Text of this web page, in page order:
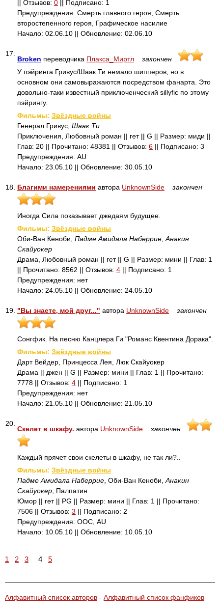
|| Отзывов: 0 || Подписано: 1
Предупреждения: Смерть главного героя, Смерть
второстепенного героя, Графическое насилие
Начало: 02.06.10 || Обновление: 02.06.10
17.
Broken переводчика Плакса_Миртл
закончен
У пэйринга Гривус/Шаак Ти немало шипперов, но в
основном они самовыражаются посредством фанарта. Это
довольно-таки известный приключенческий sillyfic по этому
пэйрингу.
Фильмы: Звёздные войны
Генерал Гривус, Шаак Ти
Приключения, Любовный роман || гет || G || Размер: миди ||
Глав: 20 || Прочитано: 48381 || Отзывов: 6 || Подписано: 3
Предупреждения: AU
Начало: 23.05.10 || Обновление: 30.05.10
18. Благими намерениями автора UnknownSide закончен
Иногда Сила показывает джедаям будущее.
Фильмы: Звёздные войны
Оби-Ван Кеноби, Падме Амидала Наберрие Анакин
Скайуокер
Драма, Любовный роман || гет || G || Размер: мини || Глав: 1
|| Прочитано: 8562 || Отзывов: 4 || Подписано: 1
Предупреждения: нет
Начало: 24.05.10 || Обновление: 24.05.10
19. "Вы знаете, мой друг..." автора UnknownSide закончен
Сонгфик. На песню Канцлера Ги "Романс Квентина Дорака".
Фильмы: Звёздные войны
Дарт Вейдер, Принцесса Лея, Люк Скайуокер
Драма || джен || G || Размер: мини || Глав: 1 || Прочитано:
7778 || Отзывов: 4 || Подписано: 1
Предупреждения: нет
Начало: 21.05.10 || Обновление: 21.05.10
20.
Скелет в шкафу. автора UnknownSide закончен
Каждый прячет свои скелеты в шкафу, не так ли?..
Фильмы: Звёздные войны
Падме Амидала Наберрие , Оби-Ван Кеноби, Анакин
Скайуокер , Палпатин
Юмор || гет || PG || Размер: мини || Глав: 1 || Прочитано:
7506 || Отзывов: 3 || Подписано: 2
Предупреждения: ООС, AU
Начало: 10.05.10 || Обновление: 10.05.10
1 2 3 4 5
Алфавитный список авторов - Алфавитный список фанфиков